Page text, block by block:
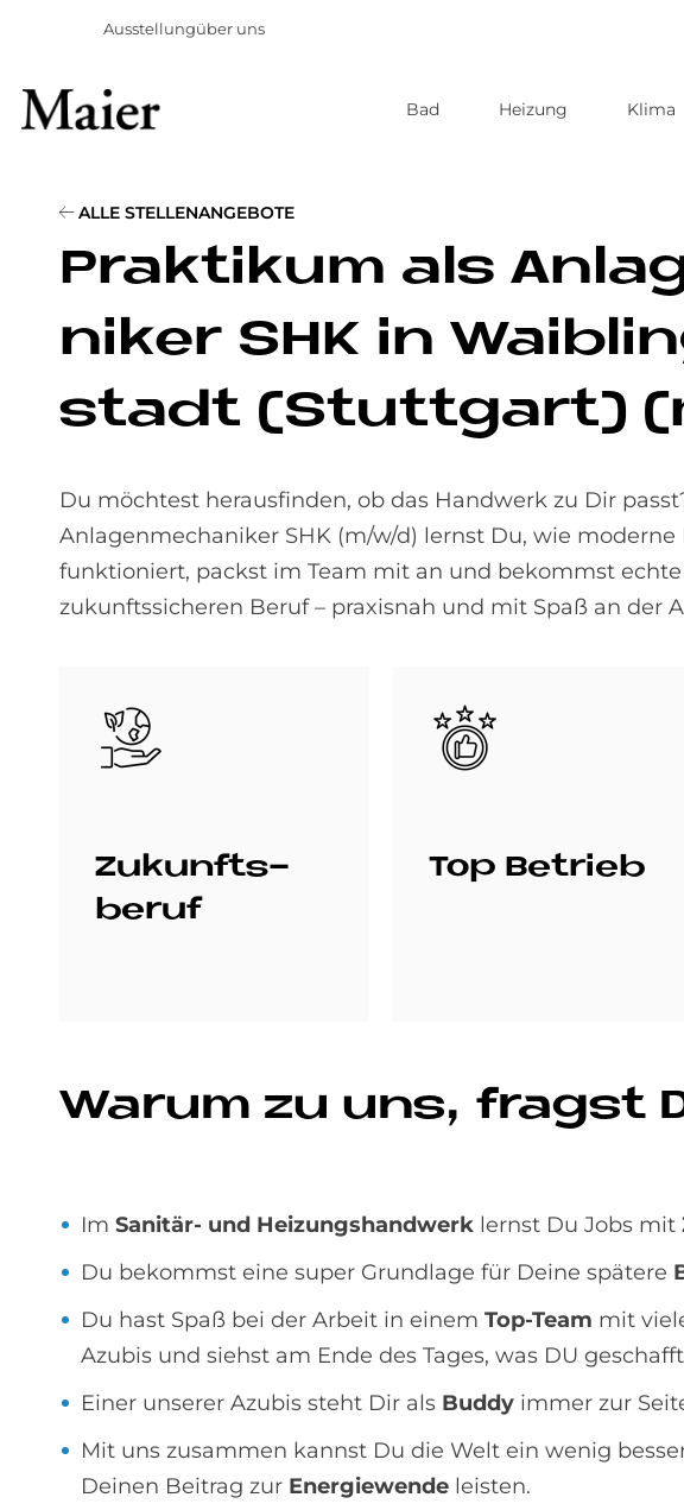
Ausstellungüber uns
Bad Heizung Klima
ALLE STELLENANGEBOTE
Prak­ti­kum als
ni­ker SHK in
sta­dt (Stutt­gart)
Du möchtest herausfinden, ob das Handwerk zu Dir
Anlagenmechaniker SHK (m/w/d) lernst Du, wie
funktioniert, packst im Team mit an und bekommst
zukunftssicheren Beruf – praxisnah und mit Spaß an der
Bild
Zu­kunfts­
be­ruf
Bild
Top Be­trieb
Wa­rum zu uns, fragst
Im Sanitär- und Heizungshandwerk lernst Du Jobs mit
Du bekommst eine super Grundlage für Deine spätere
Du hast Spaß bei der Arbeit in einem Top-Team mit
Azubis und siehst am Ende des Tages, was DU
Einer unserer Azubis steht Dir als Buddy immer zur
Mit uns zusammen kannst Du die Welt ein wenig
Deinen Beitrag zur Energiewende leisten.